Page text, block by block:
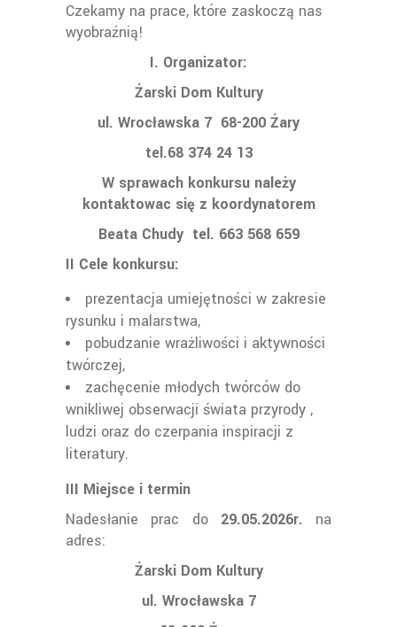
Czekamy na prace, które zaskoczą nas
wyobraźnią!
I. Organizator:
Żarski Dom Kultury
ul. Wrocławska 7 68-200 Żary
tel.68 374 24 13
W sprawach konkursu należy
kontaktowac się z koordynatorem
Beata Chudy tel. 663 568 659
II Cele konkursu:
prezentacja umiejętności w zakresie
rysunku i malarstwa,
pobudzanie wrażliwości i aktywności
twórczej,
zachęcenie młodych twórców do
wnikliwej obserwacji świata przyrody ,
ludzi oraz do czerpania inspiracji z
literatury.
III Miejsce i termin
Nadesłanie prac do 29.05.2026r. na
adres:
Żarski Dom Kultury
ul. Wrocławska 7